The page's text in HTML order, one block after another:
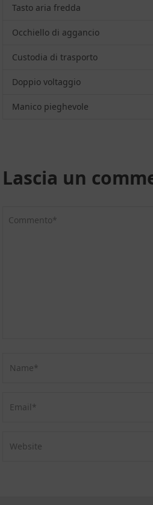
Tasto aria fredda
Occhiello di aggancio
Custodia di trasporto
Doppio voltaggio
Manico pieghevole
Lascia un